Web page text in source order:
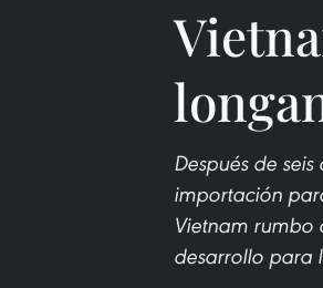
Después de
importación
Vietnam rumbo
desarrollo para